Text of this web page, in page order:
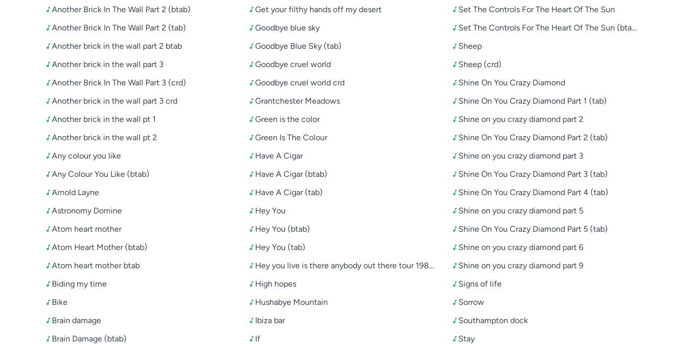
Another Brick In The Wall Part 2 (btab)
Another Brick In The Wall Part 2 (tab)
Another brick in the wall part 2 btab
Another brick in the wall part 3
Another Brick In The Wall Part 3 (crd)
Another brick in the wall part 3 crd
Another brick in the wall pt 1
Another brick in the wall pt 2
Any colour you like
Any Colour You Like (btab)
Arnold Layne
Astronomy Domine
Atom heart mother
Atom Heart Mother (btab)
Atom heart mother btab
Biding my time
Bike
Brain damage
Brain Damage (btab)
Get your filthy hands off my desert
Goodbye blue sky
Goodbye Blue Sky (tab)
Goodbye cruel world
Goodbye cruel world crd
Grantchester Meadows
Green is the color
Green Is The Colour
Have A Cigar
Have A Cigar (btab)
Have A Cigar (tab)
Hey You
Hey You (btab)
Hey You (tab)
Hey you live is there anybody out there tour 198081
High hopes
Hushabye Mountain
Ibiza bar
If
Set The Controls For The Heart Of The Sun
Set The Controls For The Heart Of The Sun (btab)
Sheep
Sheep (crd)
Shine On You Crazy Diamond
Shine On You Crazy Diamond Part 1 (tab)
Shine on you crazy diamond part 2
Shine On You Crazy Diamond Part 2 (tab)
Shine on you crazy diamond part 3
Shine On You Crazy Diamond Part 3 (tab)
Shine On You Crazy Diamond Part 4 (tab)
Shine on you crazy diamond part 5
Shine On You Crazy Diamond Part 5 (tab)
Shine on you crazy diamond part 6
Shine on you crazy diamond part 9
Signs of life
Sorrow
Southampton dock
Stay